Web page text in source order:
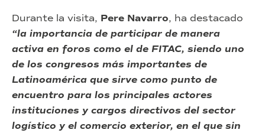
Durante la visita, Pere Navarro, ha destacado
“la importancia de participar de manera
activa en foros como el de FITAC, siendo uno
de los congresos más importantes de
Latinoamérica que sirve como punto de
encuentro para los principales actores
instituciones y cargos directivos del sector
logístico y el comercio exterior, en el que sin